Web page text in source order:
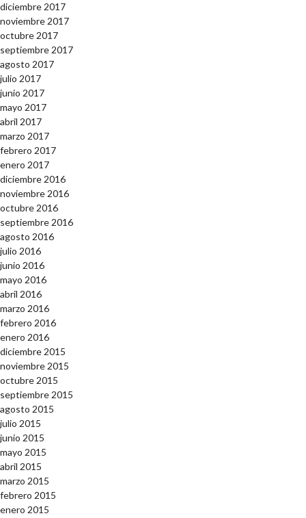
diciembre 2017
noviembre 2017
octubre 2017
septiembre 2017
agosto 2017
julio 2017
junio 2017
mayo 2017
abril 2017
marzo 2017
febrero 2017
enero 2017
diciembre 2016
noviembre 2016
octubre 2016
septiembre 2016
agosto 2016
julio 2016
junio 2016
mayo 2016
abril 2016
marzo 2016
febrero 2016
enero 2016
diciembre 2015
noviembre 2015
octubre 2015
septiembre 2015
agosto 2015
julio 2015
junio 2015
mayo 2015
abril 2015
marzo 2015
febrero 2015
enero 2015